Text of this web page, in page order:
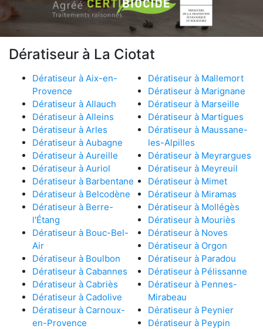
Dératiseur à La Ciotat
Dératiseur à Aix-en-
Provence
Dératiseur à Allauch
Dératiseur à Alleins
Dératiseur à Arles
Dératiseur à Aubagne
Dératiseur à Aureille
Dératiseur à Auriol
Dératiseur à Barbentane
Dératiseur à Belcodène
Dératiseur à Berre-
l'Étang
Dératiseur à Bouc-Bel-
Air
Dératiseur à Boulbon
Dératiseur à Cabannes
Dératiseur à Cabriès
Dératiseur à Cadolive
Dératiseur à Carnoux-
en-Provence
Dératiseur à Mallemort
Dératiseur à Marignane
Dératiseur à Marseille
Dératiseur à Martigues
Dératiseur à Maussane-
les-Alpilles
Dératiseur à Meyrargues
Dératiseur à Meyreuil
Dératiseur à Mimet
Dératiseur à Miramas
Dératiseur à Mollégès
Dératiseur à Mouriès
Dératiseur à Noves
Dératiseur à Orgon
Dératiseur à Paradou
Dératiseur à Pélissanne
Dératiseur à Pennes-
Mirabeau
Dératiseur à Peynier
Dératiseur à Peypin